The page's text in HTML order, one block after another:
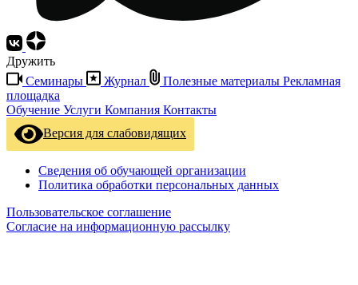
Дружить
Семинары
Журнал Полезные материалы Рекламная
площадка
Обучение Услуги Компания Контакты
Версия для слабовидящих
Сведения об обучающей организации
Политика обработки персональных данных
Пользовательское соглашение
Согласие на информационную рассылку